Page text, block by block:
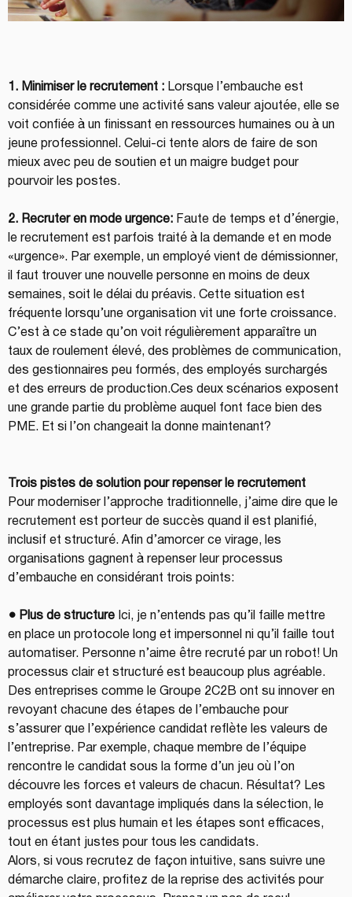
1. Minimiser le recrutement : Lorsque l’embauche est
considérée comme une activité sans valeur ajoutée, elle se
voit confiée à un finissant en ressources humaines ou à un
jeune professionnel. Celui-ci tente alors de faire de son
mieux avec peu de soutien et un maigre budget pour
pourvoir les postes.
2. Recruter en mode urgence: Faute de temps et d’énergie,
le recrutement est parfois traité à la demande et en mode
«urgence». Par exemple, un employé vient de démissionner,
il faut trouver une nouvelle personne en moins de deux
semaines, soit le délai du préavis. Cette situation est
fréquente lorsqu’une organisation vit une forte croissance.
C’est à ce stade qu’on voit régulièrement apparaître un
taux de roulement élevé, des problèmes de communication,
des gestionnaires peu formés, des employés surchargés
et des erreurs de production.Ces deux scénarios exposent
une grande partie du problème auquel font face bien des
PME. Et si l’on changeait la donne maintenant?
Trois pistes de solution pour repenser le recrutement
Pour moderniser l’approche traditionnelle, j’aime dire que le
recrutement est porteur de succès quand il est planifié,
inclusif et structuré. Afin d’amorcer ce virage, les
organisations gagnent à repenser leur processus
d’embauche en considérant trois points:
● Plus de structure Ici, je n’entends pas qu’il faille mettre
en place un protocole long et impersonnel ni qu’il faille tout
automatiser. Personne n’aime être recruté par un robot! Un
processus clair et structuré est beaucoup plus agréable.
Des entreprises comme le Groupe 2C2B ont su innover en
revoyant chacune des étapes de l’embauche pour
s’assurer que l’expérience candidat reflète les valeurs de
l’entreprise. Par exemple, chaque membre de l’équipe
rencontre le candidat sous la forme d’un jeu où l’on
découvre les forces et valeurs de chacun. Résultat? Les
employés sont davantage impliqués dans la sélection, le
processus est plus humain et les étapes sont efficaces,
tout en étant justes pour tous les candidats.
Alors, si vous recrutez de façon intuitive, sans suivre une
démarche claire, profitez de la reprise des activités pour